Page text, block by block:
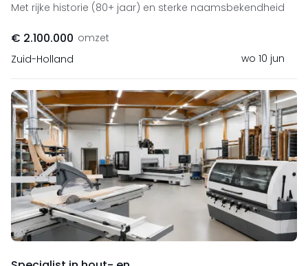
Met rijke historie (80+ jaar) en sterke naamsbekendheid
€ 2.100.000 omzet
Zuid-Holland
wo 10 jun